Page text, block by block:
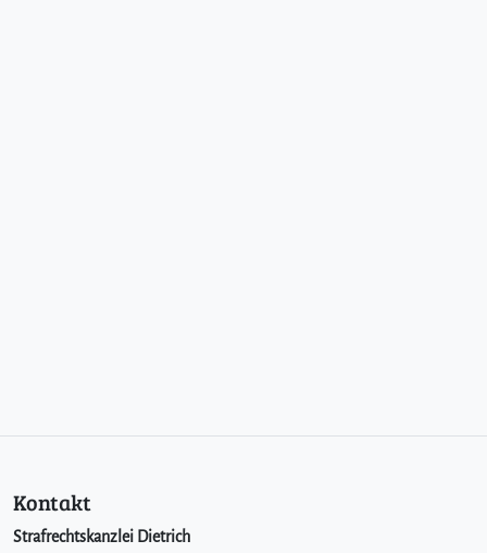
Kontakt
Strafrechtskanzlei Dietrich